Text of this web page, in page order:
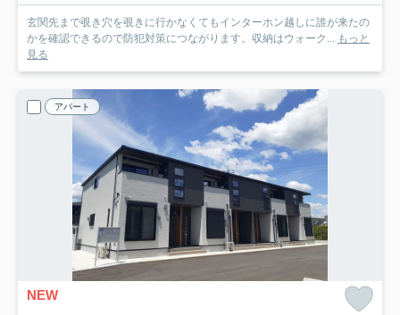
玄関先まで覗き穴を覗きに行かなくてもインターホン越しに誰が来たの
かを確認できるので防犯対策につながります。収納はウォーク... もっと
見る
アパート
NEW